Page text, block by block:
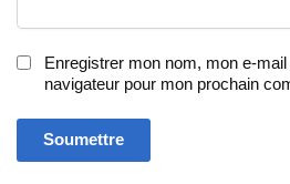
Enregistrer mon nom, mon e-
navigateur pour mon prochain